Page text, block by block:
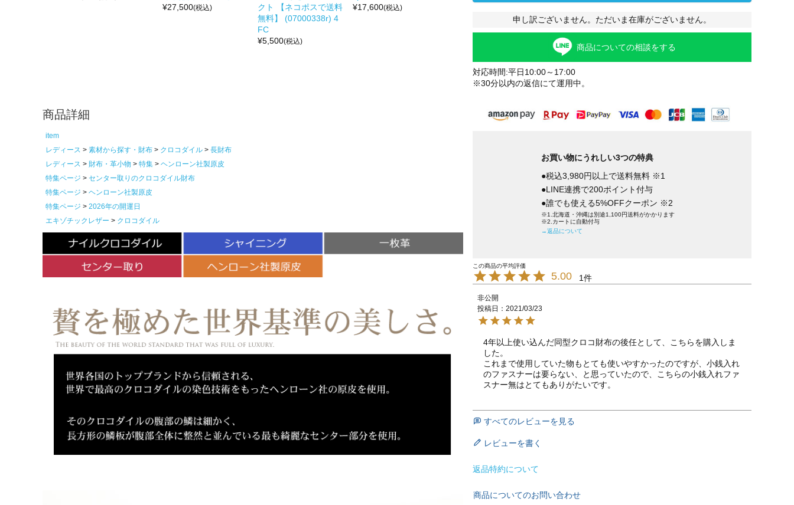
¥27,500(税込)
クト 【ネコポスで送料
無料】 (07000338r) 4
FC
¥5,500(税込)
¥17,600(税込)
商品詳細
item
レディース
素材から探す・財布 クロコダイル
長財布
レディース
財布・革小物 特集
ヘンローン社製原皮
特集ページ
センター取りのクロコダイル財布
特集ページ
ヘンローン社製原皮
特集ページ
2026年の開運日
エキゾチックレザー
クロコダイル
申し訳ございません。ただいま在庫がございません。
商品についての相談をする
対応時間:平日10:00～17:00
※30分以内の返信にて運用中。
お買い物にうれしい3つの特典
●税込3,980円以上で送料無料 ※1
●LINE連携で200ポイント付与
●誰でも使える5%OFFクーポン ※2
※1.北海道・沖縄は別途1,100円送料がかかります
※2.カートに自動付与
→返品について
5.00 1
非公開
投稿日
2021/03/23
4年以上使い込んだ同型クロコ財布の後任として、こちらを購入しま
した。
これまで使用していた物もとても使いやすかったのですが、小銭入れ
のファスナーは要らない、と思っていたので、こちらの小銭入れファ
スナー無はとてもありがたいです。
すべてのレビューを見る
レビューを書く
返品特約について
商品についてのお問い合わせ